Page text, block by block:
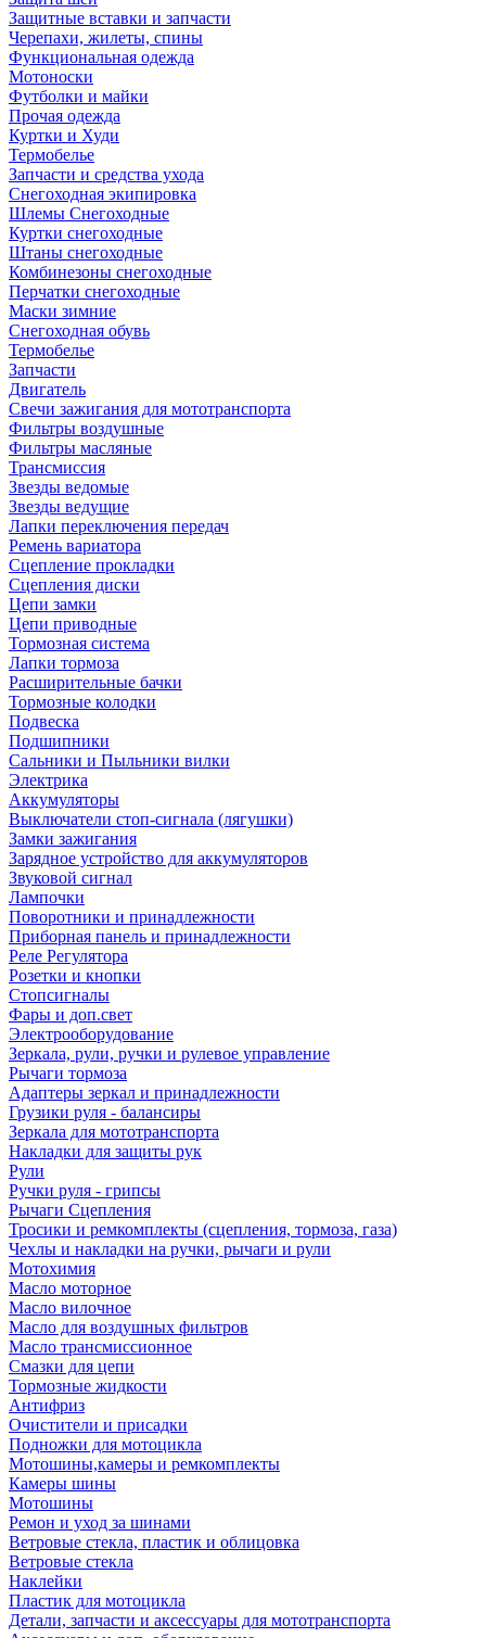
Защитные вставки и запчасти
Черепахи, жилеты, спины
Функциональная одежда
Мотоноски
Футболки и майки
Прочая одежда
Куртки и Худи
Термобелье
Запчасти и средства ухода
Снегоходная экипировка
Шлемы Снегоходные
Куртки снегоходные
Штаны снегоходные
Комбинезоны снегоходные
Перчатки снегоходные
Маски зимние
Снегоходная обувь
Термобелье
Запчасти
Двигатель
Свечи зажигания для мототранспорта
Фильтры воздушные
Фильтры масляные
Трансмиссия
Звезды ведомые
Звезды ведущие
Лапки переключения передач
Ремень вариатора
Сцепление прокладки
Сцепления диски
Цепи замки
Цепи приводные
Тормозная система
Лапки тормоза
Расширительные бачки
Тормозные колодки
Подвеска
Подшипники
Сальники и Пыльники вилки
Электрика
Аккумуляторы
Выключатели стоп-сигнала (лягушки)
Замки зажигания
Зарядное устройство для аккумуляторов
Звуковой сигнал
Лампочки
Поворотники и принадлежности
Приборная панель и принадлежности
Реле Регулятора
Розетки и кнопки
Стопсигналы
Фары и доп.свет
Электрооборудование
Зеркала, рули, ручки и рулевое управление
Рычаги тормоза
Адаптеры зеркал и принадлежности
Грузики руля - балансиры
Зеркала для мототранспорта
Накладки для защиты рук
Рули
Ручки руля - грипсы
Рычаги Сцепления
Тросики и ремкомплекты (сцепления, тормоза, газа)
Чехлы и накладки на ручки, рычаги и рули
Мотохимия
Масло моторное
Масло вилочное
Масло для воздушных фильтров
Масло трансмиссионное
Смазки для цепи
Тормозные жидкости
Антифриз
Очистители и присадки
Подножки для мотоцикла
Мотошины,камеры и ремкомплекты
Камеры шины
Мотошины
Ремон и уход за шинами
Ветровые стекла, пластик и облицовка
Ветровые стекла
Наклейки
Пластик для мотоцикла
Детали, запчасти и аксессуары для мототранспорта